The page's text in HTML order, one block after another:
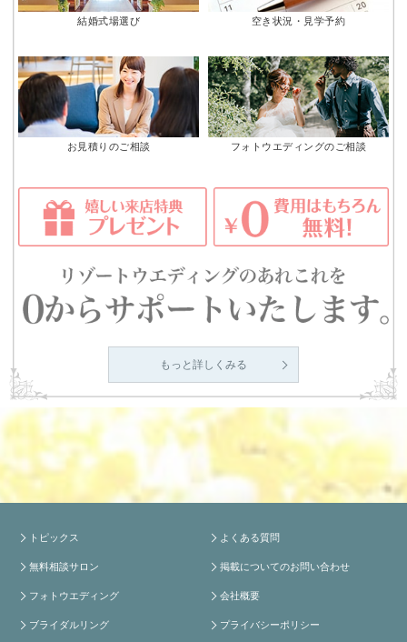
結婚式場選び 空き状況・見学予約
お見積りのご相談 フォトウエディングのご相談
もっと詳しくみる
トピックス
無料相談サロン
フォトウエディング
ブライダルリング
よくある質問
掲載についてのお問い合わせ
会社概要
プライバシーポリシー